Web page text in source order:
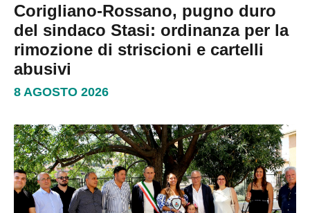
Corigliano-Rossano, pugno duro
del sindaco Stasi: ordinanza per la
rimozione di striscioni e cartelli
abusivi
8 AGOSTO 2026